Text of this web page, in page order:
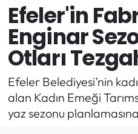
Efeler'in
Enginar
Otları
Efeler Belediyesi’nin
alan Kadın Emeği
yaz sezonu